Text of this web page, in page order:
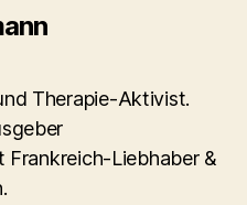
Therapie-Aktivist.
Liebhaber &